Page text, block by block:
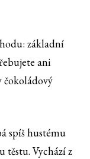
základní
ani
čokoládový
spíš hustému
těstu. Vychází z